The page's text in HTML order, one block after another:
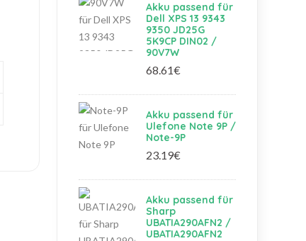
Akku passend für
Dell XPS 13 9343
9350 JD25G
5K9CP DIN02 /
90V7W
68.61€
Akku passend für
Ulefone Note 9P /
Note-9P
23.19€
Akku passend für
Sharp
UBATIA290AFN2 /
UBATIA290AFN2